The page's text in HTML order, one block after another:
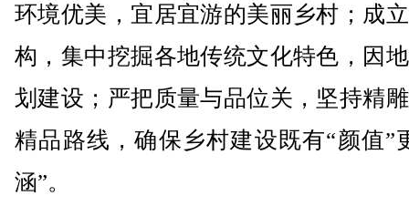
环境优美，宜居宜游的美丽乡村；成
构，集中挖掘各地传统文化特色，因
划建设；严把质量与品位关，坚持精
精品路线，确保乡村建设既有“颜值”
涵”。